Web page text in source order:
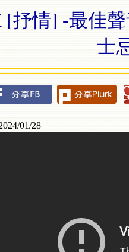
[抒情] -最佳
士
01/28